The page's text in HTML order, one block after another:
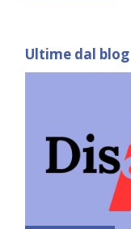
Ultime dal blog